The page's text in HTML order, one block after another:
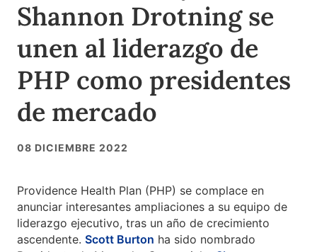
Shannon Drotning se
unen al liderazgo de
PHP como presidentes
de mercado
08 DICIEMBRE 2022
Providence Health Plan (PHP) se complace en
anunciar interesantes ampliaciones a su equipo de
liderazgo ejecutivo, tras un año de crecimiento
ascendente. Scott Burton ha sido nombrado